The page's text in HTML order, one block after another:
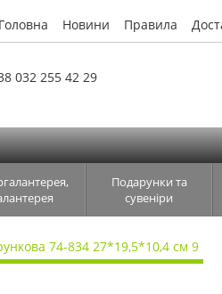
Головна Новини Правила
032 255 42 29
Подарунки та
сувеніри
74-834 27*19,5*10,4 см 9